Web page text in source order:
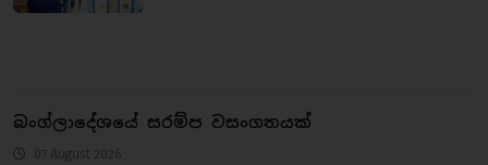
බංග්ලාදේශයේ සරම්ප වසංගතයක්
07 August 2026